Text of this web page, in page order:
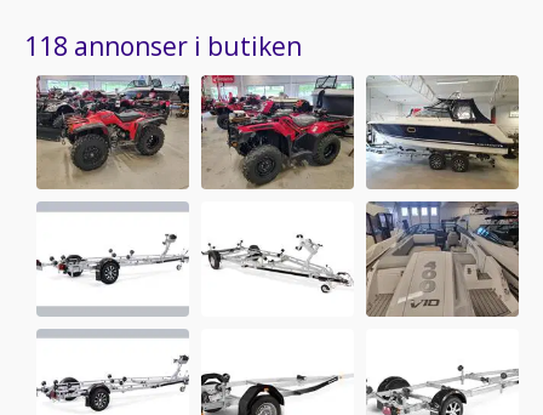
118 annonser i butiken